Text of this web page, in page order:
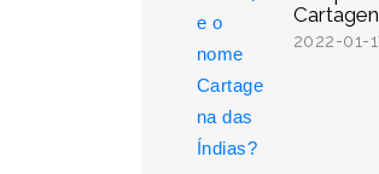
2022-01-